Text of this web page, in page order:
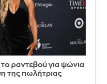
ραντεβού για ψώνια
της πωλήτριας